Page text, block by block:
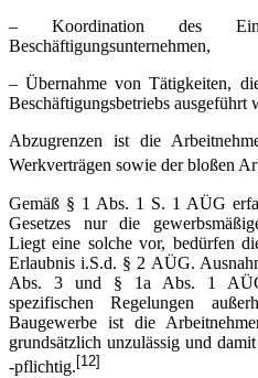
– Koordination des
Beschäftigungsunternehmen,
– Übernahme von Tätigkeiten,
Beschäftigungsbetriebs ausgeführt
Abzugrenzen ist die
Werkverträgen sowie der bloßen
Gemäß § 1 Abs. 1 S. 1 AÜG
Gesetzes nur die
Liegt eine solche vor, bedürfen
Erlaubnis i.S.d. § 2 AÜG.
Abs. 3 und § 1a Abs. 1
spezifischen Regelungen
Baugewerbe ist die
grundsätzlich unzulässig und
-pflichtig.[12]